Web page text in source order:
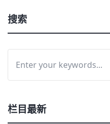
搜索
栏目最新